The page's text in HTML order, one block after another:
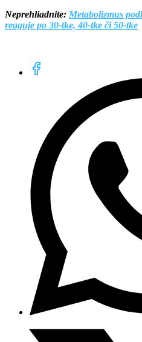
Neprehliadnite: Metabolizmus
reaguje po 30-tke, 40-tke či 50-tke